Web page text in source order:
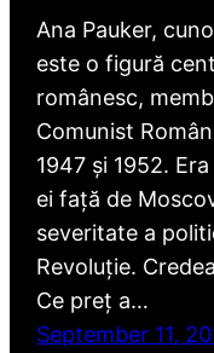
Ana Pauker,
este o figură
românesc,
Comunist
1947 și 1952.
ei față de
severitate a
Revoluție.
Ce preț a…
September 11,